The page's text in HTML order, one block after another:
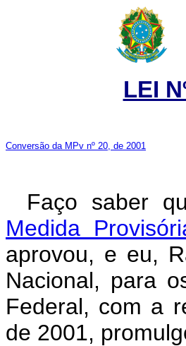
LEI
Conversão da MPv nº 20, de 2001
Faço saber
Medida
aprovou, e eu,
Nacional, para
Federal, com a
de 2001,